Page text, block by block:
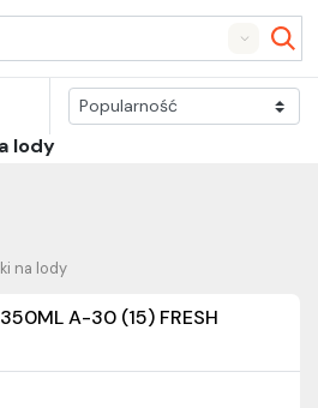
Search
lody
na lody
A-30 (15) FRESH